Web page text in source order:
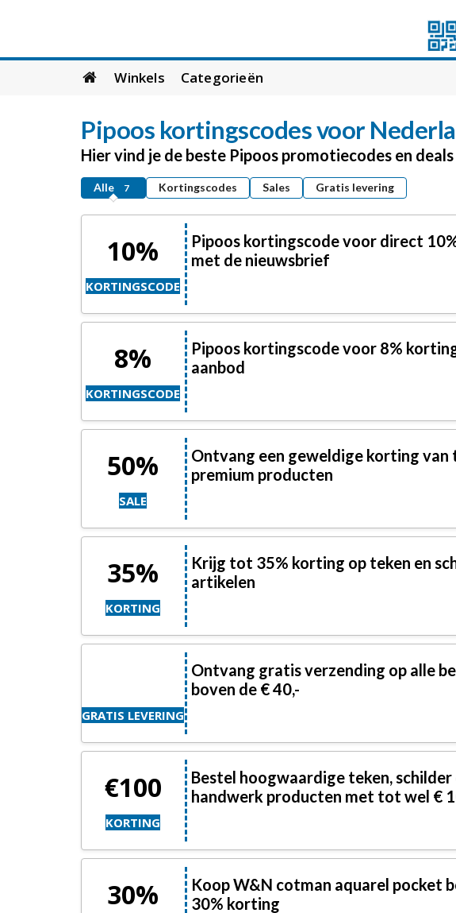
Skip
to
Winkels Categorieën
Pipoos kortingscodes voor
Hier vind je de beste Pipoos promotiecodes en
Alle 7 Kortingscodes Sales Gratis levering
10%
KORTINGSCODE
Pipoos kortingscode voor direct
met de nieuwsbrief
8%
KORTINGSCODE
Pipoos kortingscode voor 8%
aanbod
50%
SALE
Ontvang een geweldige korting van
premium producten
35%
KORTING
Krijg tot 35% korting op teken en
artikelen
GRATIS LEVERING
Ontvang gratis verzending op alle
boven de € 40,-
€100
KORTING
Bestel hoogwaardige teken, schilder
handwerk producten met tot wel €
30%
Koop W&N cotman aquarel pocket
30% korting